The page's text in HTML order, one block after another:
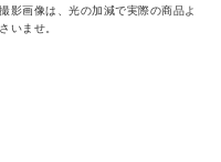
影画像は、光の加減で実際の商品よ
いませ。